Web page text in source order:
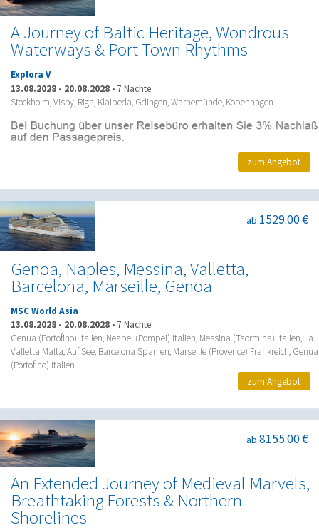
A Journey of Baltic Heritage, Wondrous
Waterways & Port Town Rhythms
Explora V
13.08.2028 - 20.08.2028 • 7 Nächte
Stockholm, Visby, Riga, Klaipeda, Gdingen, Warnemünde, Kopenhagen
zum Angebot
Genoa, Naples, Messina, Valletta,
Barcelona, Marseille, Genoa
ab 1529.00 €
MSC World Asia
13.08.2028 - 20.08.2028 • 7 Nächte
Genua (Portofino) Italien, Neapel (Pompei) Italien, Messina (Taormina) Italien, La
Valletta Malta, Auf See, Barcelona Spanien, Marseille (Provence) Frankreich, Genua
(Portofino) Italien
zum Angebot
An Extended Journey of Medieval Marvels,
Breathtaking Forests & Northern
Shorelines
ab 8155.00 €